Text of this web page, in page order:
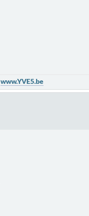
www.YVE5.be